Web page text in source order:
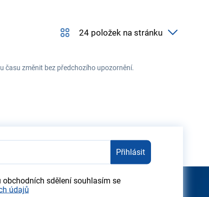
času změnit bez předchozího upozornění.
Přihlásit
obchodních sdělení souhlasím se
údajů